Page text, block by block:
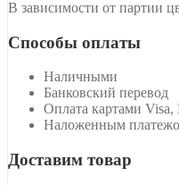
В зависимости от партии
Способы оплаты
Наличными
Банковский перевод
Оплата картами
Наложенным
Доставим товар